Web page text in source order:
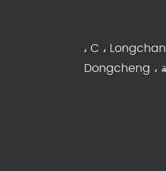
بناء C ، Longchang Micro-chuangyuan ،
رقم 26 شارع هانتانغ ، مقاطعة Dongcheng ،